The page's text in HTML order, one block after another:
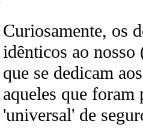
Curiosamente, os
idênticos ao nosso
que se dedicam
aqueles que foram
'universal' de